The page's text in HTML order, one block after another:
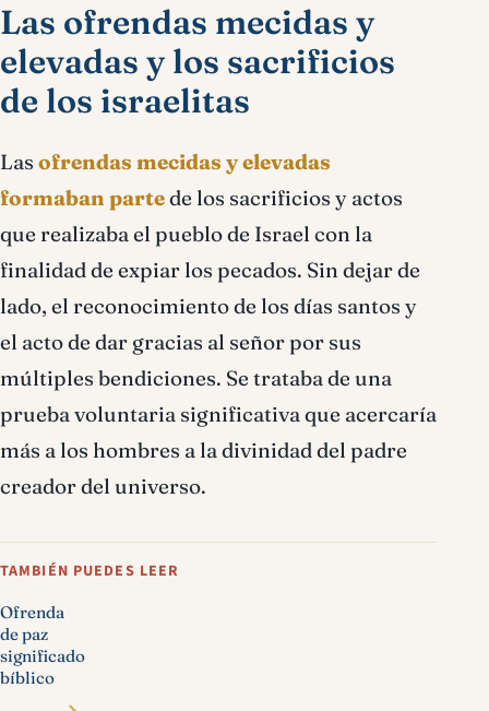
Las ofrendas mecidas y
elevadas y los sacrificios
de los israelitas
Las ofrendas mecidas y elevadas
formaban partede los sacrificios y actos
que realizaba el pueblo de Israel con la
finalidad de expiar los pecados. Sin dejar de
lado, el reconocimiento de los días santos y
el acto de dar gracias al señor por sus
múltiples bendiciones. Se trataba de una
prueba voluntaria significativa que acercaría
más a los hombres a la divinidad del padre
creador del universo.
TAMBIÉN PUEDES LEER
Ofrenda
de paz
significado
bíblico